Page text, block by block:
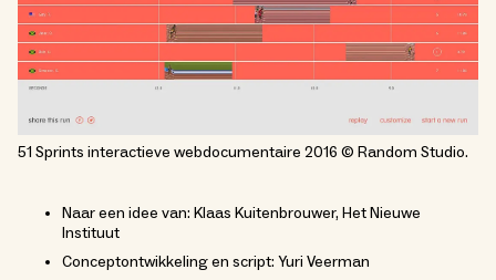
51 Sprints interactieve webdocumentaire 2016 © Random Studio.
Naar een idee van: Klaas Kuitenbrouwer, Het Nieuwe
Instituut
Conceptontwikkeling en script: Yuri Veerman